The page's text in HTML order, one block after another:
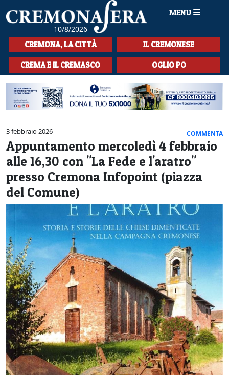
10/8/2026
MENU
HOME
CRONACA
SPORT
LA MUSICA
CULTURA
LA STORIA
SPETTACOLI
L'EDITORIALE
CERCA
CREMONA, LA CITTÀ IL CREMONESE
CREMA E IL CREMASCO OGLIO PO
3 febbraio 2026 COMMENTA
Appuntamento mercoledì 4 febbraio
alle 16,30 con "La Fede e l'aratro"
presso Cremona Infopoint (piazza
del Comune)